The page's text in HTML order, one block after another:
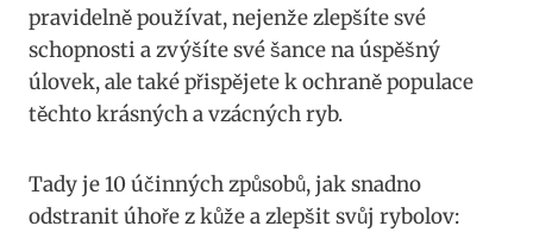
pravidelně používat, nejenže zlepšíte své
schopnosti a zvýšíte své šance na úspěšný
úlovek, ale také přispějete k ochraně populace
těchto krásných a vzácných ryb.
Tady je 10 účinných způsobů, jak snadno
odstranit úhoře z kůže a zlepšit svůj rybolov: